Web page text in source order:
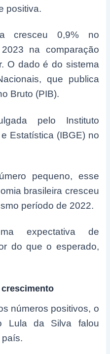
positiva.
cresceu 0,9% no
na comparação
O dado é do sistema
que publica
Bruto (PIB).
pelo Instituto
Estatística (IBGE) no
pequeno, esse
brasileira cresceu
período de 2022.
expectativa de
do que o esperado,
números positivos, o
Lula da Silva falou